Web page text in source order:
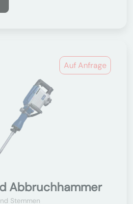
Auf Anfrage
Abbruchhammer
Stemmen